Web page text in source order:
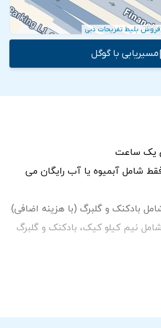
فروش بلیط تفریحات دبی
مسیریابی با گوگل
یک ساعت
شامل آبمیوه یا آب رایگان می
مهمانی ۲ – شامل نیم کیلو کیک، بادکنک و گلبرگ